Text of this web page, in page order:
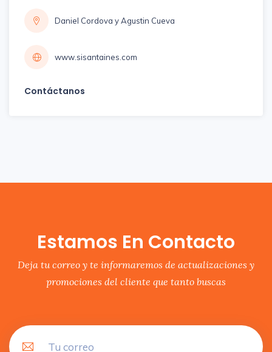
Daniel Cordova y Agustin Cueva
www.sisantaines.com
Contáctanos
Estamos En Contacto
Deja tu correo y te informaremos de actualizaciones y
promociones del cliente que tanto buscas